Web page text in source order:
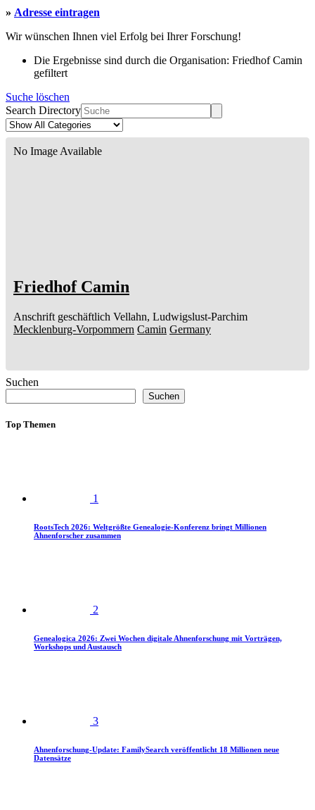
» Adresse eintragen
Wir wünschen Ihnen viel Erfolg bei Ihrer Forschung!
Die Ergebnisse sind durch die Organisation: Friedhof Camin
gefiltert
Suche löschen
Search Directory
No Image Available
Friedhof Camin
Anschrift geschäftlich Vellahn, Ludwigslust-Parchim
Mecklenburg-Vorpommern Camin Germany
Suchen
Suchen
Top Themen
1
RootsTech 2026: Weltgrößte Genealogie-Konferenz bringt Millionen
Ahnenforscher zusammen
2
Genealogica 2026: Zwei Wochen digitale Ahnenforschung mit Vorträgen,
Workshops und Austausch
3
Ahnenforschung-Update: FamilySearch veröffentlicht 18 Millionen neue
Datensätze